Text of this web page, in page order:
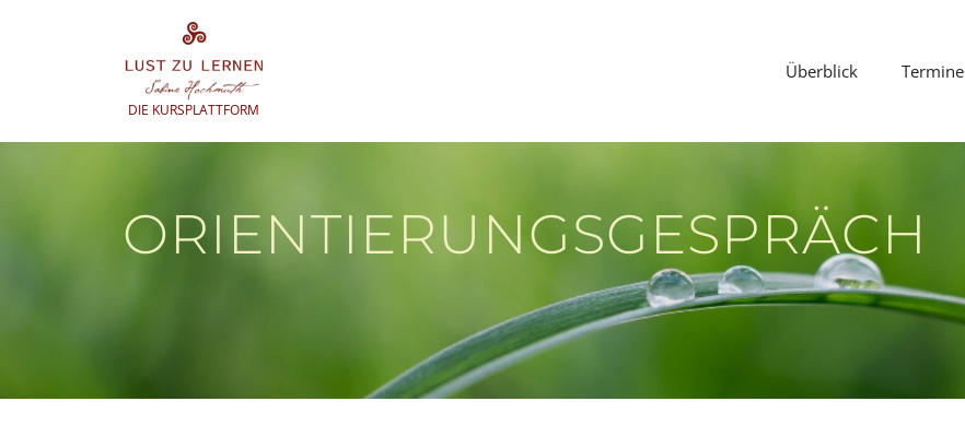
DIE KURSPLATTFORM
Überblick Termine
ORIENTIERUNGSGESPRÄCH